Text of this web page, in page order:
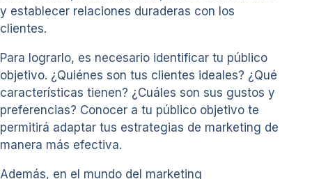
y establecer relaciones duraderas con los
clientes.
Para lograrlo, es necesario identificar tu público
objetivo. ¿Quiénes son tus clientes ideales? ¿Qué
características tienen? ¿Cuáles son sus gustos y
preferencias? Conocer a tu público objetivo te
permitirá adaptar tus estrategias de marketing de
manera más efectiva.
Además, en el mundo del marketing